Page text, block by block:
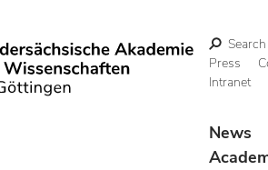
Search
Press
Intranet
News